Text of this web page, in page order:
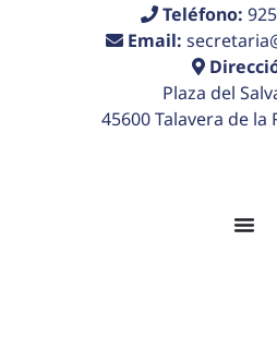
Teléfono:
Email:
Plaza del
45600 Talavera de la